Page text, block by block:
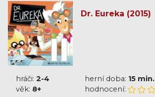
Dr. Eureka (2015)
hráči: 2-4 herní doba: 15 min.
věk: 8+ hodnocení: